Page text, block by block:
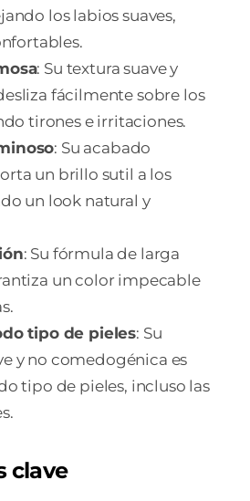
los labios suaves,
: Su textura suave y
fácilmente sobre los
tirones e irritaciones.
: Su acabado
un brillo sutil a los
un look natural y
: Su fórmula de larga
un color impecable
tipo de pieles: Su
y no comedogénica es
tipo de pieles, incluso las
clave